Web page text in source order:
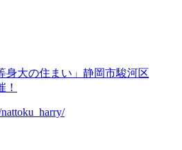
身大の住まい」静岡市駿河区
！